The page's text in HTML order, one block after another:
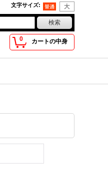
文字サイズ:
0 カートの中身